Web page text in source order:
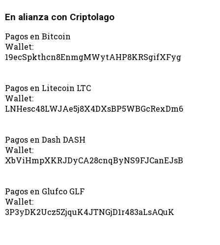
En alianza con Criptolago
Pagos en Bitcoin
Wallet:
19ecSpkthcn8EnmgMWytAHP8KRSgifXFyg
Pagos en Litecoin LTC
Wallet:
LNHesc48LWJAe5j8X4DXsBP5WBGcRexDm6
Pagos en Dash DASH
Wallet:
XbViHmpXKRJDyCA28cnqByNS9FJCanEJsB
Pagos en Glufco GLF
Wallet:
3P3yDK2Ucz5ZjquK4JTNGjD1r483aLsAQuK